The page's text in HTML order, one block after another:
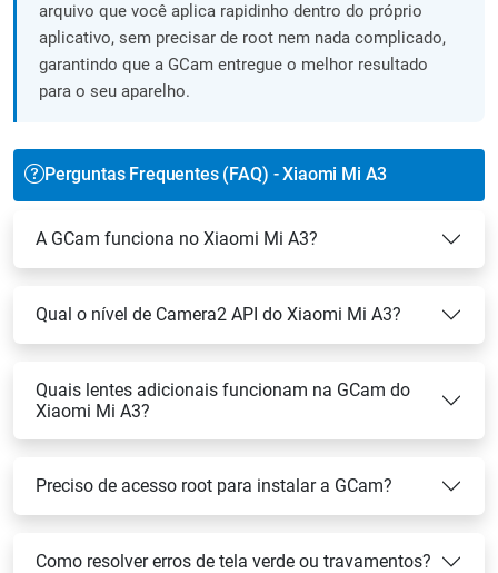
arquivo que você aplica rapidinho dentro do próprio
aplicativo, sem precisar de root nem nada complicado,
garantindo que a GCam entregue o melhor resultado
para o seu aparelho.
Perguntas Frequentes (FAQ) - Xiaomi Mi A3
A GCam funciona no Xiaomi Mi A3?
Qual o nível de Camera2 API do Xiaomi Mi A3?
Quais lentes adicionais funcionam na GCam do
Xiaomi Mi A3?
Preciso de acesso root para instalar a GCam?
Como resolver erros de tela verde ou travamentos?